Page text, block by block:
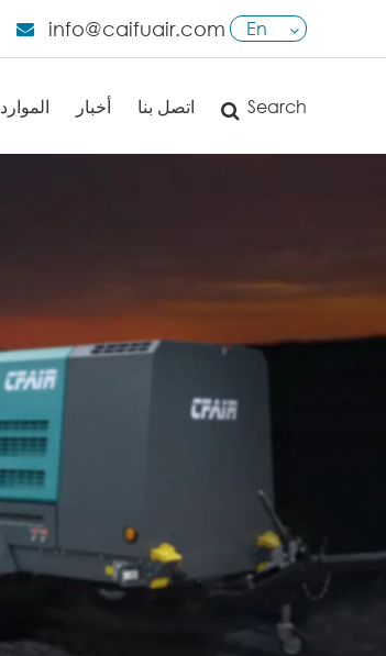
info@caifuair.com En
日本語
Afrikaans
الموارد أخبار اتصل بنا Search